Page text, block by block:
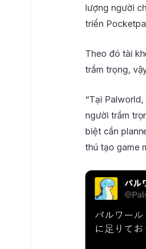
lượng người
triển
Theo đó tài
trầm trọng,
“Tại
người trầm
biệt cần
thú tạo game